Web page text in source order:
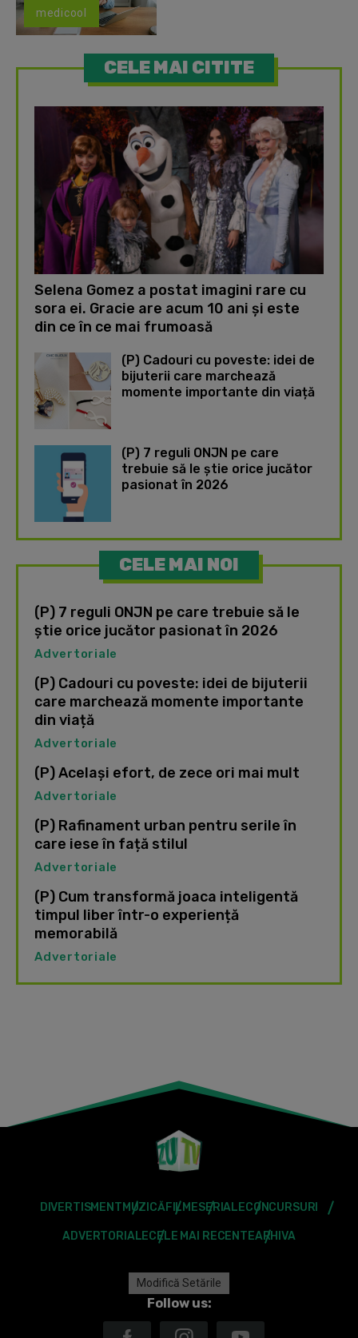
medicool
CELE MAI CITITE
Selena Gomez a postat imagini rare cu
sora ei. Gracie are acum 10 ani și este
din ce în ce mai frumoasă
(P) Cadouri cu poveste: idei de
bijuterii care marchează
momente importante din viață
(P) 7 reguli ONJN pe care
trebuie să le știe orice jucător
pasionat în 2026
CELE MAI NOI
(P) 7 reguli ONJN pe care trebuie să le
știe orice jucător pasionat în 2026
Advertoriale
(P) Cadouri cu poveste: idei de bijuterii
care marchează momente importante
din viață
Advertoriale
(P) Același efort, de zece ori mai mult
Advertoriale
(P) Rafinament urban pentru serile în
care iese în față stilul
Advertoriale
(P) Cum transformă joaca inteligentă
timpul liber într-o experiență
memorabilă
Advertoriale
DIVERTISMENT MUZICĂFILMESERIALECONCURSURI
ADVERTORIALECELE MAI RECENTEARHIVA
Modifică Setările
Follow us: